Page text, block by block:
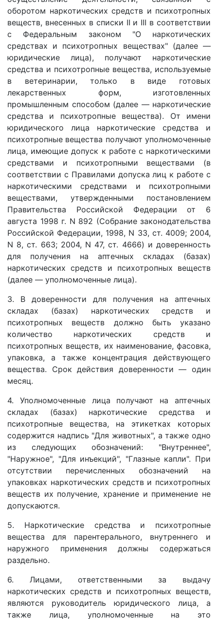
оборотом наркотических средств и психотропных
веществ, внесенных в списки II и III в соответствии
с Федеральным законом "О наркотических
средствах и психотропных веществах" (далее —
юридические лица), получают наркотические
средства и психотропные вещества, используемые
в ветеринарии, только в виде готовых
лекарственных форм, изготовленных
промышленным способом (далее — наркотические
средства и психотропные вещества). От имени
юридического лица наркотические средства и
психотропные вещества получают уполномоченные
лица, имеющие допуск к работе с наркотическими
средствами и психотропными веществами (в
соответствии с Правилами допуска лиц к работе с
наркотическими средствами и психотропными
веществами, утвержденными постановлением
Правительства Российской Федерации от 6
августа 1998 г. N 892 (Собрание законодательства
Российской Федерации, 1998, N 33, ст. 4009; 2004,
N 8, ст. 663; 2004, N 47, ст. 4666) и доверенность
для получения на аптечных складах (базах)
наркотических средств и психотропных веществ
(далее — уполномоченные лица).
3. В доверенности для получения на аптечных
складах (базах) наркотических средств и
психотропных веществ должно быть указано
количество наркотических средств и
психотропных веществ, их наименование, фасовка,
упаковка, а также концентрация действующего
вещества. Срок действия доверенности — один
месяц.
4. Уполномоченные лица получают на аптечных
складах (базах) наркотические средства и
психотропные вещества, на этикетках которых
содержится надпись "Для животных", а также одно
из следующих обозначений: "Внутреннее",
"Наружное", "Для инъекций", "Глазные капли". При
отсутствии перечисленных обозначений на
упаковках наркотических средств и психотропных
веществ их получение, хранение и применение не
допускаются.
5. Наркотические средства и психотропные
вещества для парентерального, внутреннего и
наружного применения должны содержаться
раздельно.
6. Лицами, ответственными за выдачу
наркотических средств и психотропных веществ,
являются руководитель юридического лица, а
также лица, уполномоченные на это